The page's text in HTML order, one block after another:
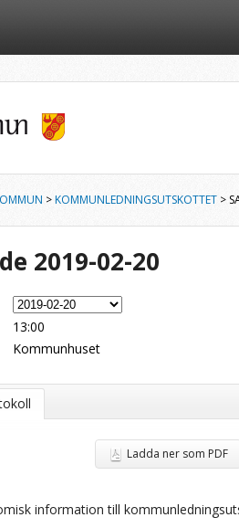
>KOMMUNLEDNINGSUTSKOTTET >
2019-02-20
13:00
Kommunhuset
Ladda ner som PDF
information till